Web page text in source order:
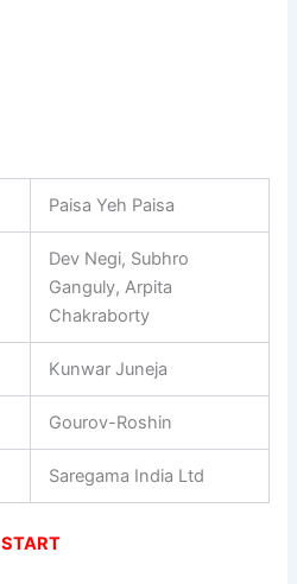
Paisa Yeh Paisa
Dev Negi, Subhro
Ganguly, Arpita
Chakraborty
Kunwar Juneja
Gourov-Roshin
Saregama India Ltd
START